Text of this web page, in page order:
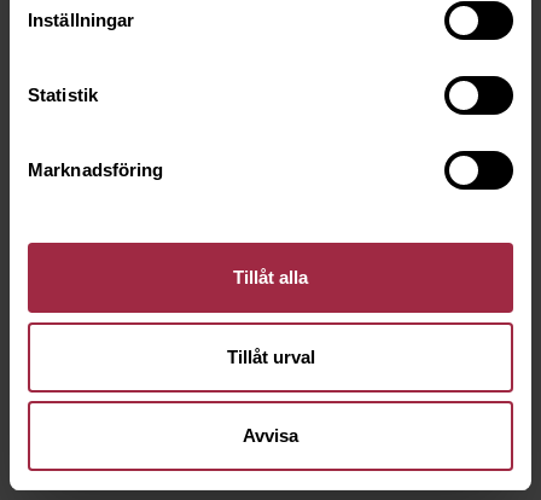
Inställningar
Statistik
Marknadsföring
Tillåt alla
Tillåt urval
Avvisa